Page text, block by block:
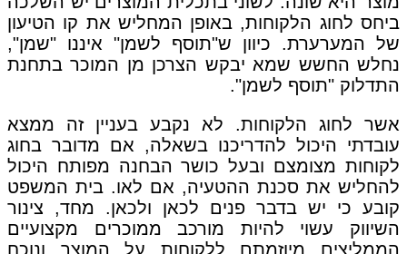
ביחס לחוג הלקוחות, באופן המחליש את קו הטיעון
של המערערת. כיוון ש"תוסף לשמן" איננו "שמן",
נחלש החשש שמא יבקש הצרכן מן המוכר בתחנת
התדלוק "תוסף לשמן".
אשר לחוג הלקוחות. לא נקבע בעניין זה ממצא
עובדתי היכול להדריכנו בשאלה, אם מדובר בחוג
לקוחות מצומצם ובעל כושר הבחנה מפותח היכול
להחליש את סכנת ההטעיה, אם לאו. בית המשפט
קובע כי יש בדבר פנים לכאן ולכאן. מחד, צינור
השיווק עשוי להיות מורכב ממוכרים מקצועיים
הממליצים מיוזמתם ללקוחות על המוצר ונוכח